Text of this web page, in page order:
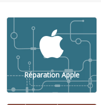
Réparation Apple